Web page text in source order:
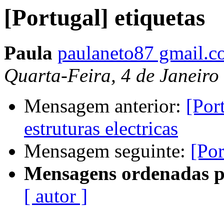
[Portugal] etiquetas
Paula paulaneto87
Quarta-Feira, 4 de
Mensagem anterior:
estruturas electricas
Mensagem seguinte:
Mensagens ordenadas
[ autor ]